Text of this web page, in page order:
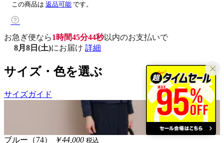
この商品は 返品可能 です。
お急ぎ便なら1時間45分44秒以内のお支払いで
8月8日(土)にお届け 詳細
サイズ・色を選ぶ
サイズガイド
ブルー（74） ￥44,000 税込